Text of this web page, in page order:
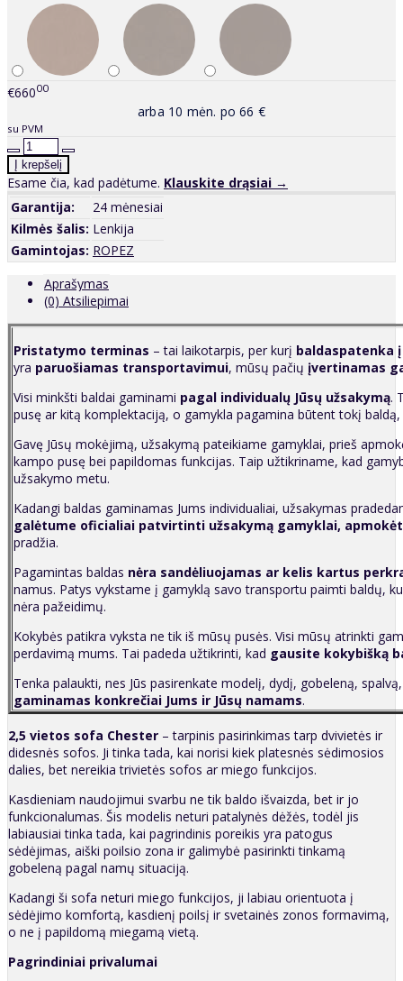
€66000
arba 10 mėn. po 66 €
su PVM
Esame čia, kad padėtume. Klauskite drąsiai →
Garantija:
24 mėnesiai
Kilmės šalis: Lenkija
Gamintojas: ROPEZ
Aprašymas
(0) Atsiliepimai
Pristatymo terminas – tai laikotarpis, per kurį baldaspatenka
yra paruošiamas transportavimui, mūsų pačių įvertinamas
Visi minkšti baldai gaminami pagal individualų Jūsų užsakymą.
pusę ar kitą komplektaciją, o gamykla pagamina būtent tokį
Gavę Jūsų mokėjimą, užsakymą pateikiame gamyklai, prieš
kampo pusę bei papildomas funkcijas. Taip užtikriname, kad
užsakymo metu.
Kadangi baldas gaminamas Jums individualiai, užsakymas
galėtume oficialiai patvirtinti užsakymą gamyklai,
pradžia.
Pagamintas baldas nėra sandėliuojamas ar kelis kartus
namus. Patys vykstame į gamyklą savo transportu paimti baldų,
nėra pažeidimų.
Kokybės patikra vyksta ne tik iš mūsų pusės. Visi mūsų atrinkti
perdavimą mums. Tai padeda užtikrinti, kad gausite kokybišką
Tenka palaukti, nes Jūs pasirenkate modelį, dydį, gobeleną,
gaminamas konkrečiai Jums ir Jūsų namams.
2,5 vietos sofa Chester – tarpinis pasirinkimas tarp dvivietės ir
didesnės sofos. Ji tinka tada, kai norisi kiek platesnės sėdimosios
dalies, bet nereikia trivietės sofos ar miego funkcijos.
Kasdieniam naudojimui svarbu ne tik baldo išvaizda, bet ir jo
funkcionalumas. Šis modelis neturi patalynės dėžės, todėl jis
labiausiai tinka tada, kai pagrindinis poreikis yra patogus
sėdėjimas, aiški poilsio zona ir galimybė pasirinkti tinkamą
gobeleną pagal namų situaciją.
Kadangi ši sofa neturi miego funkcijos, ji labiau orientuota į
sėdėjimo komfortą, kasdienį poilsį ir svetainės zonos formavimą,
o ne į papildomą miegamą vietą.
Pagrindiniai privalumai